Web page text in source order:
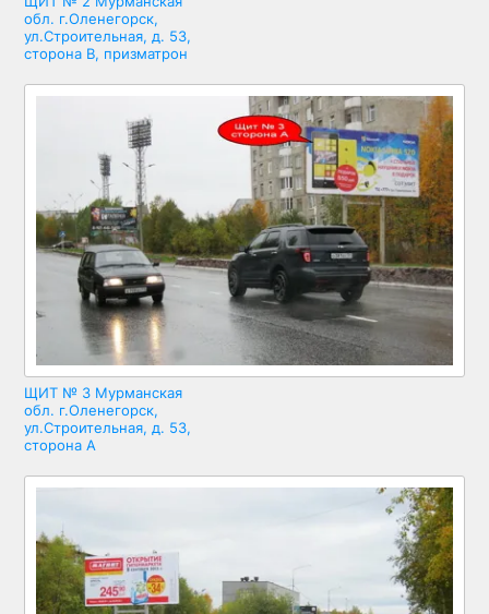
обл. г.Оленегорск,
ул.Строительная, д. 53,
сторона В, призматрон
ЩИТ № 3 Мурманская
обл. г.Оленегорск,
ул.Строительная, д. 53,
сторона А